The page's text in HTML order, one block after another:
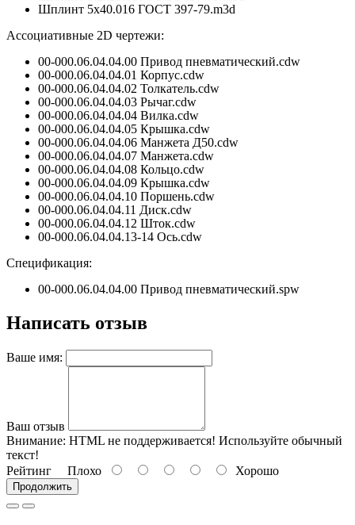
Шплинт 5x40.016 ГОСТ 397-79.m3d
Ассоциативные 2D чертежи:
00-000.06.04.04.00 Привод пневматический.cdw
00-000.06.04.04.01 Корпус.cdw
00-000.06.04.04.02 Толкатель.cdw
00-000.06.04.04.03 Рычаг.cdw
00-000.06.04.04.04 Вилка.cdw
00-000.06.04.04.05 Крышка.cdw
00-000.06.04.04.06 Манжета Д50.cdw
00-000.06.04.04.07 Манжета.cdw
00-000.06.04.04.08 Кольцо.cdw
00-000.06.04.04.09 Крышка.cdw
00-000.06.04.04.10 Поршень.cdw
00-000.06.04.04.11 Диск.cdw
00-000.06.04.04.12 Шток.cdw
00-000.06.04.04.13-14 Ось.cdw
Спецификация:
00-000.06.04.04.00 Привод пневматический.spw
Написать отзыв
Ваше имя:
Ваш отзыв
Внимание: HTML не поддерживается! Используйте обычный
текст!
Рейтинг Плохо Хорошо
Продолжить